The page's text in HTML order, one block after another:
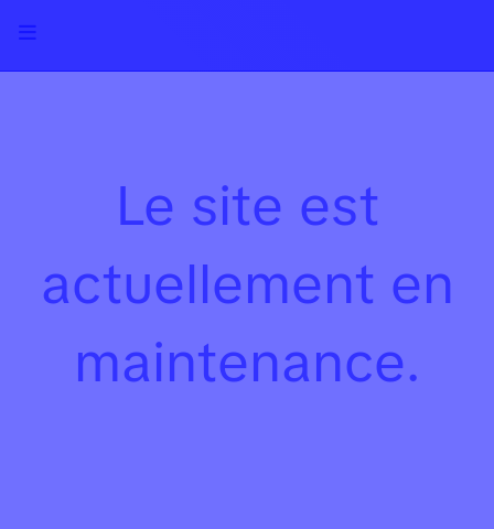
Le site est
actuellement en
maintenance.